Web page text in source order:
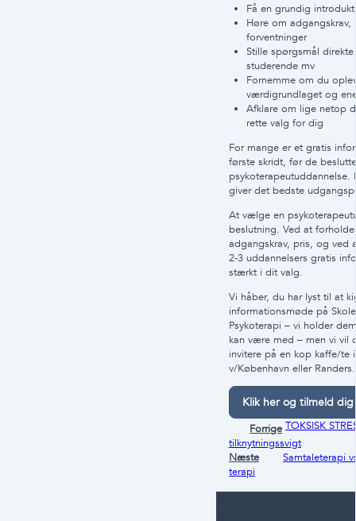
Få en grundig
Høre om
forventninger
Stille spørgsmål
studerende mv
Fornemme om du
værdigrundlaget og
Afklare om lige netop
rette valg for dig
For mange er et gratis
første skridt, før de
giver det bedste
At vælge en
beslutning. Ved at
adgangskrav, pris, og ved
2-3 uddannelsers gratis
stærkt i dit valg.
Vi håber, du har lyst til at
informationsmøde på
Psykoterapi – vi holder
kan være med – men vi vil
invitere på en kop kaffe/te
v/København eller Randers.
Klik her og tilmeld dig
Forrige TOKSISK
tilknytningssvigt
Næste
Samtaleterapi
terapi